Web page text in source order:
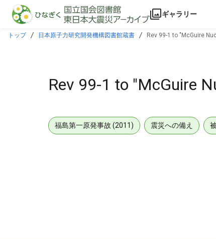
本文に飛ぶ
ギャラリー
トップ 日本原子力研究開発機構図書館蔵書 Rev 99-1 to "McGuire
Rev 99-1 to "McGuire
福島第一原発事故 (2011) 震災への備え